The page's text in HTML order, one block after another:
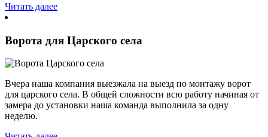
Читать далее
Ворота для Царского села
Вчера наша компания выезжала на выезд по монтажу ворот
для царского села. В общей сложности всю работу начиная от
замера до установки наша команда выполнила за одну
неделю.